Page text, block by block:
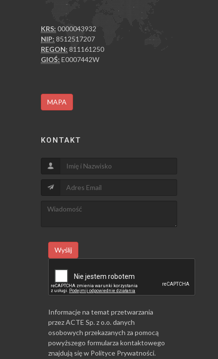
KRS: 0000043932
NIP: 8512517207
REGON: 811161250
GIOŚ: E0007442W
MAPA
KONTAKT
Wyślij
Informacje na temat przetwarzania
przez ACTE Sp. z o.o. danych
osobowych przekazanych za pomocą
powyższego formularza kontaktowego
znajdują się w Polityce Prywatności.